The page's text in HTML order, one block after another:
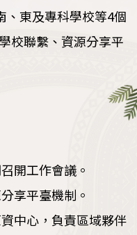
繪本
族學生資源中心
、東及專科學校等4個
校聯繫、資源分享平
開工作會議。
享平臺機制。
中心，負責區域夥伴